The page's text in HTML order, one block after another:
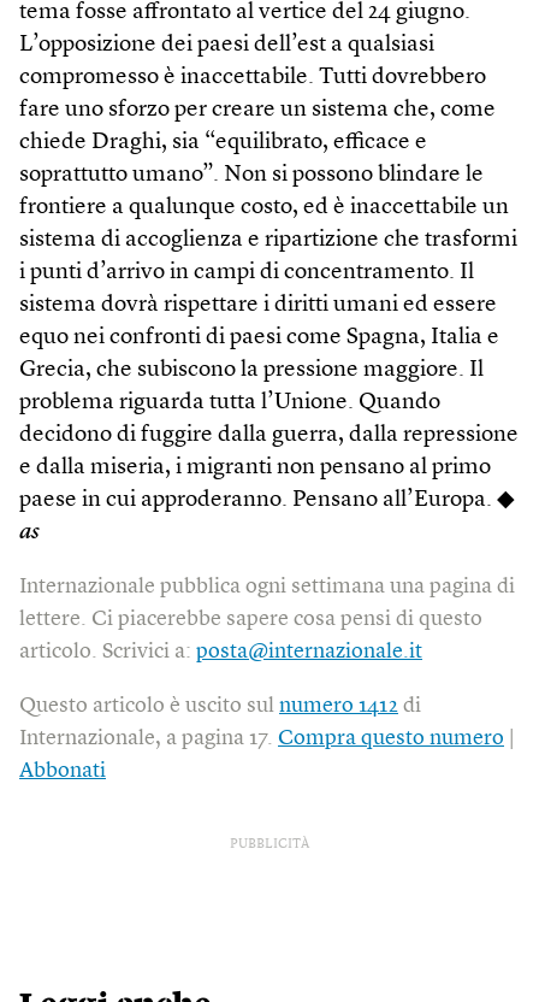
tema fosse affrontato al vertice del 24 giugno.
L’opposizione dei paesi dell’est a qualsiasi
compromesso è inaccettabile. Tutti dovrebbero
fare uno sforzo per creare un sistema che, come
chiede Draghi, sia “equilibrato, efficace e
soprattutto umano”. Non si possono blindare le
frontiere a qualunque costo, ed è inaccettabile un
sistema di accoglienza e ripartizione che trasformi
i punti d’arrivo in campi di concentramento. Il
sistema dovrà rispettare i diritti umani ed essere
equo nei confronti di paesi come Spagna, Italia e
Grecia, che subiscono la pressione maggiore. Il
problema riguarda tutta l’Unione. Quando
decidono di fuggire dalla guerra, dalla repressione
e dalla miseria, i migranti non pensano al primo
paese in cui approderanno. Pensano all’Europa. ◆
as
Internazionale pubblica ogni settimana una pagina di
lettere. Ci piacerebbe sapere cosa pensi di questo
articolo. Scrivici a: posta@internazionale.it
Questo articolo è uscito sul numero 1412 di
Internazionale, a pagina 17. Compra questo numero
Abbonati
PUBBLICITÀ